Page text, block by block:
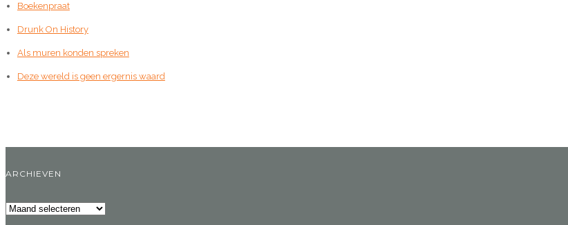
Boekenpraat
Drunk On History
Als muren konden spreken
Deze wereld is geen ergernis waard
ARCHIEVEN
Archieven